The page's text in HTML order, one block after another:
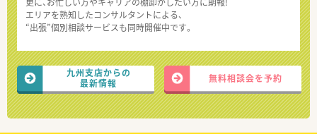
エリアを熟知したコンサルタントによる、
“出張”個別相談サービスも同時開催中です。
九州支店からの
最新情報
無料相談会を予約